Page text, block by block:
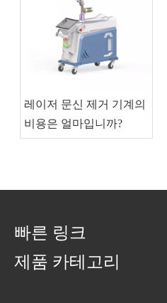
레이저 문신 제거 기계의
비용은 얼마입니까?
빠른 링크
제품 카테고리